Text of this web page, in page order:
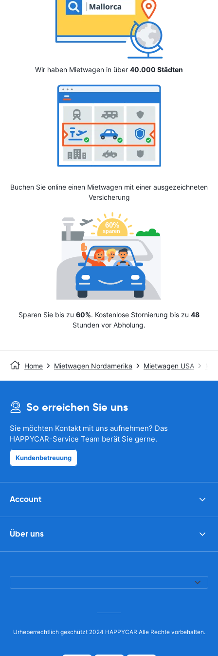
Wir haben Mietwagen in über 40.000 Städten
Buchen Sie online einen Mietwagen mit einer ausgezeichneten
Versicherung
Sparen Sie bis zu 60%. Kostenlose Stornierung bis zu 48
Stunden vor Abholung.
Home Mietwagen Nordamerika Mietwagen USA
So erreichen Sie uns
Sie möchten Kontakt mit uns aufnehmen? Das
HAPPYCAR-Service Team berät Sie gerne.
Kundenbetreuung
Account
Über uns
Urheberrechtlich geschützt 2024 HAPPYCAR Alle Rechte vorbehalten.